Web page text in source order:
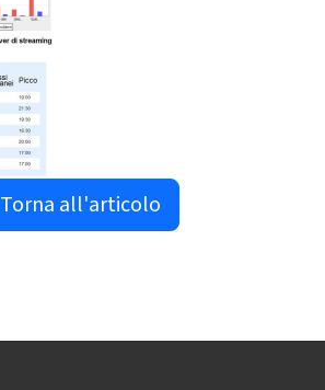
Torna all'articolo